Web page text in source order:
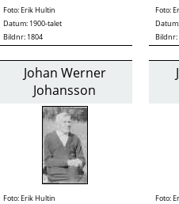
Foto:Erik Hultin
Datum: 1900-talet
Bildnr: 1804
Foto:
Bildnr:
Johan Werner
Johansson
Foto:Erik Hultin
Foto: